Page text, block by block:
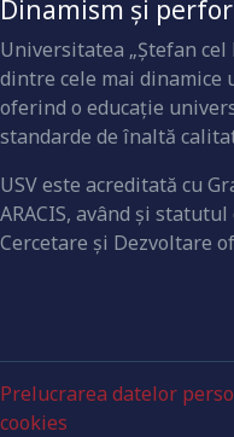
Dinamism și
Universitatea „Ştefan cel
dintre cele mai dinamice
oferind o educaţie
standarde de înaltă
USV este acreditată cu
ARACIS, având şi
Cercetare şi Dezvoltare
Prelucrarea datelor
cookies